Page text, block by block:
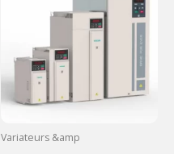
Variateurs &amp